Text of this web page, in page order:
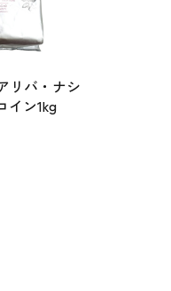
リバ・ナシ
イン1kg